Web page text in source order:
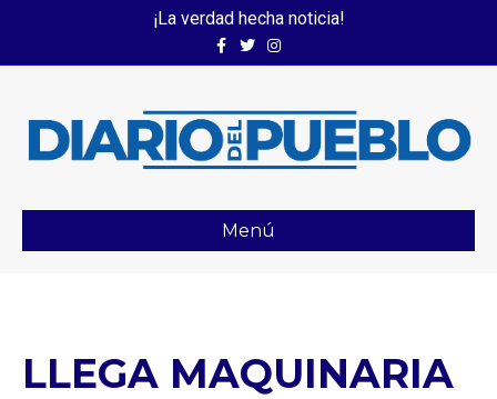
¡La verdad hecha noticia!
FacebookTwitterInstagram
Menú
LLEGA MAQUINARIA